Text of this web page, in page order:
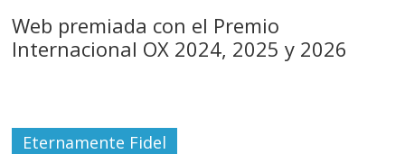
Web premiada con el Premio
Internacional OX 2024, 2025 y 2026
Eternamente Fidel